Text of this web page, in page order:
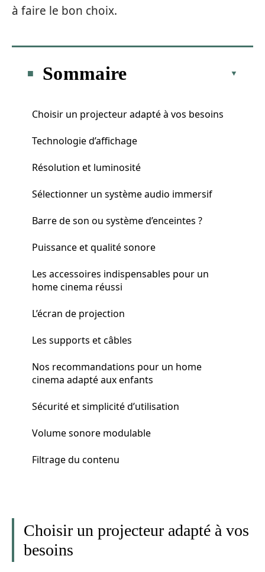
à faire le bon choix.
Sommaire
Choisir un projecteur adapté à vos besoins
Technologie d’affichage
Résolution et luminosité
Sélectionner un système audio immersif
Barre de son ou système d’enceintes ?
Puissance et qualité sonore
Les accessoires indispensables pour un
home cinema réussi
L’écran de projection
Les supports et câbles
Nos recommandations pour un home
cinema adapté aux enfants
Sécurité et simplicité d’utilisation
Volume sonore modulable
Filtrage du contenu
Choisir un projecteur adapté à vos
besoins